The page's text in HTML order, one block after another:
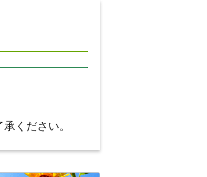
ください。